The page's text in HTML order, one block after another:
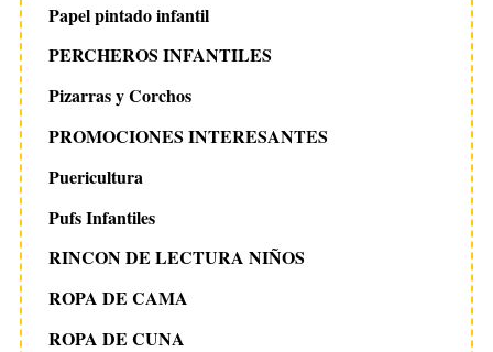
Papel pintado infantil
PERCHEROS INFANTILES
Pizarras y Corchos
PROMOCIONES INTERESANTES
Puericultura
Pufs Infantiles
RINCON DE LECTURA NIÑOS
ROPA DE CAMA
ROPA DE CUNA